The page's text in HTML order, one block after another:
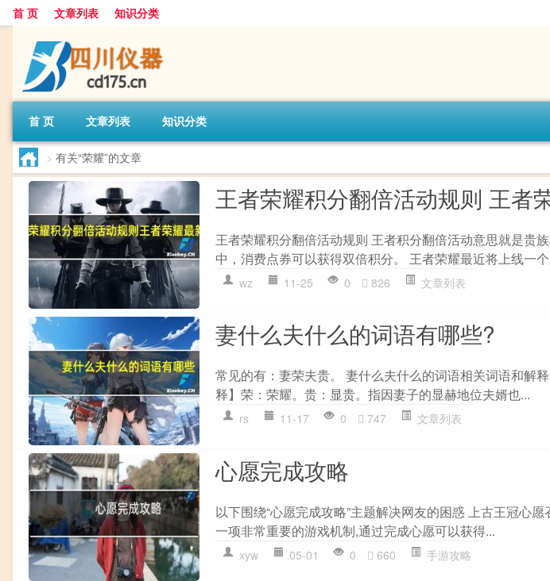
首 页 文章列表 知识分类
首 页 文章列表 知识分类
> 有关“荣耀”的文章
王者荣耀积分翻倍活动规则 王者
王者荣耀积分翻倍活动规则 王者积分翻倍活动意思就是贵
中，消费点券可以获得双倍积分。 王者荣耀最近将上线一
wz 11-25 0 826 文章列表
妻什么夫什么的词语有哪些?
常见的有：妻荣夫贵。 妻什么夫什么的词语相关词语和解
释】荣：荣耀。贵：显贵。指因妻子的显赫地位夫婿也...
rs 11-17 0 747 文章列表
心愿完成攻略
以下围绕“心愿完成攻略”主题解决网友的困惑 上古王冠心
一项非常重要的游戏机制,通过完成心愿可以获得...
xyw 05-01 0 660 手游攻略